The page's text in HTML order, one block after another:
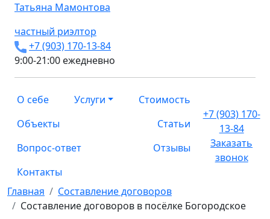
Татьяна Мамонтова
частный риэлтор
+7 (903) 170-13-84
9:00-21:00 ежедневно
О себе Услуги
Стоимость
Объекты
Статьи
Вопрос-ответ
Отзывы
Контакты
+7 (903) 170-
13-84
Заказать
звонок
Главная
Составление договоров
Составление договоров в посёлке Богородское